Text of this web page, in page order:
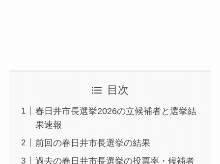
目次
春日井市長選挙2026の立候補者と選挙結
果速報
前回の春日井市長選挙の結果
過去の春日井市長選挙の投票率・候補者